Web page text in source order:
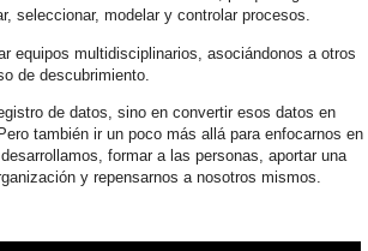
seleccionar, modelar y controlar procesos.
equipos multidisciplinarios, asociándonos a otros
de descubrimiento.
de datos, sino en convertir esos datos en
también ir un poco más allá para enfocarnos en
formar a las personas, aportar una
y repensarnos a nosotros mismos.